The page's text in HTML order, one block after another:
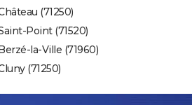
(71250)
Point (71520)
la-Ville (71960)
(71250)